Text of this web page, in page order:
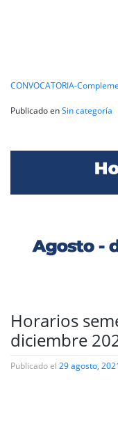
CONVOCATORIA-
Publicado enSin categoría
Horarios
diciembre
Publicado el 29 agosto,